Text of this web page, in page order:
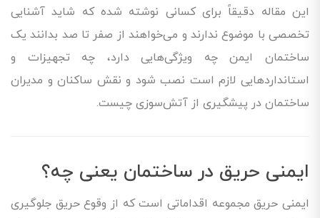
این مقاله دقیقاً برای کسانی نوشته شده که شاید آشنایی
تخصصی با موضوع ندارند و می‌خواهند از صفر تا صد بدانند یک
ساختمان ایمن چه ویژگی‌هایی دارد، چه تجهیزات و
استانداردهایی لازم است نصب شود و نقش ساکنان و مدیران
ساختمان در پیشگیری از آتش‌سوزی چیست.
ایمنی حریق در ساختمان یعنی چه؟
ایمنی حریق مجموعه اقداماتی است که از وقوع حریق جلوگیری